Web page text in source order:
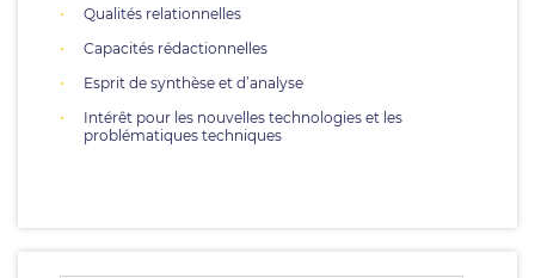
Qualités relationnelles
Capacités rédactionnelles
Esprit de synthèse et d’analyse
Intérêt pour les nouvelles technologies et les
problématiques techniques